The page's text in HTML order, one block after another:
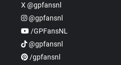
X @gpfansnl
@gpfansnl
/GPFansNL
@gpfansnl
/gpfansnl